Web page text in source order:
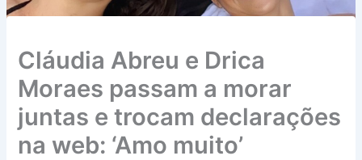
Cláudia Abreu e Drica
Moraes passam a morar
juntas e trocam declarações
na web: ‘Amo muito’